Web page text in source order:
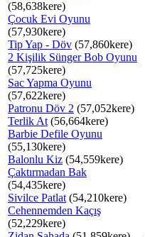
(58,638kere)
Çocuk Evi Oyunu
(57,930kere)
Tip Yap - Döv (57,860kere)
2 Kişilik Sünger Bob Oyunu
(57,725kere)
Sac Yapma Oyunu
(57,622kere)
Patronu Döv 2 (57,052kere)
Terlik At (56,664kere)
Barbie Defile Oyunu
(55,130kere)
Balonlu Kiz (54,559kere)
Çaktırmadan Bak
(54,435kere)
Sivilce Patlat (54,210kere)
Cehennemden Kaçış
(52,229kere)